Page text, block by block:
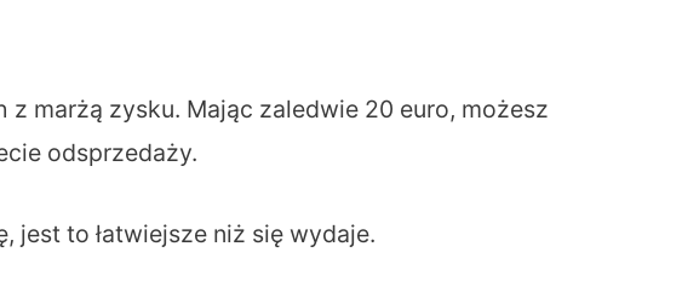
marżą zysku. Mając zaledwie 20 euro, możesz
odsprzedaży.
jest to łatwiejsze niż się wydaje.